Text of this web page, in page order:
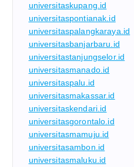
universitaskupang.id
universitaspontianak.id
universitaspalangkaraya.id
universitasbanjarbaru.id
universitastanjungselor.id
universitasmanado.id
universitaspalu.id
universitasmakassar.id
universitaskendari.id
universitasgorontalo.id
universitasmamuju.id
universitasambon.id
universitasmaluku.id